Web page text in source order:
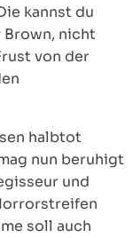
kannst du
Brown, nicht
von der
halbtot
nun beruhigt
und
soll auch